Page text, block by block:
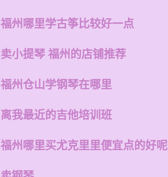
福州哪里学古筝比较好一点
卖小提琴 福州的店铺推荐
福州仓山学钢琴在哪里
离我最近的吉他培训班
福州哪里买尤克里里便宜点的好呢